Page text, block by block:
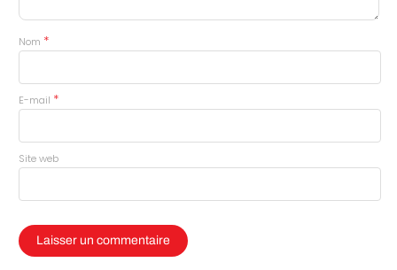
Nom *
E-mail *
Site web